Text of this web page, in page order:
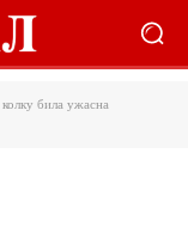
била ужасна